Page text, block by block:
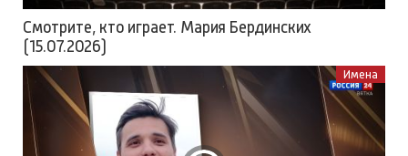
Смотрите, кто играет. Мария Бердинских
(15.07.2026)
Имена